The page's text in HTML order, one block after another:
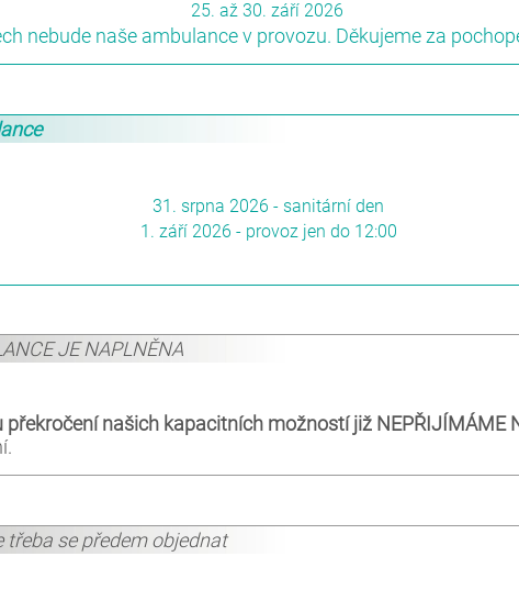
25. až 30. září 2026
nebude naše ambulance v provozu. Děkujeme za
31. srpna 2026 - sanitární den
1. září 2026 - provoz jen do 12:00
JE NAPLNĚNA
našich kapacitních možností již NEPŘIJÍMÁME
třeba se předem objednat